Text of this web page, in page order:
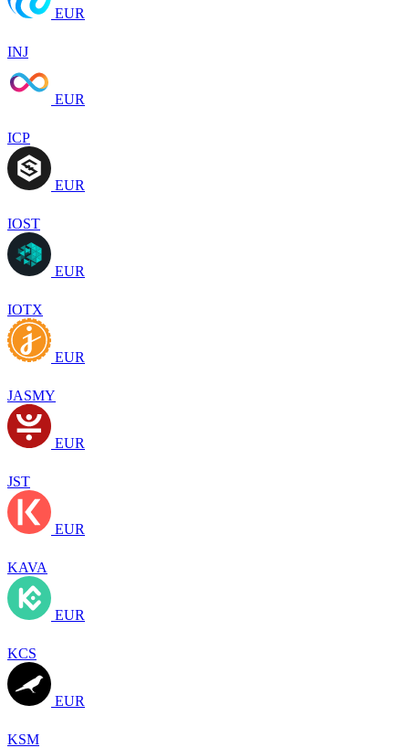
EUR
INJ
EUR
ICP
EUR
IOST
EUR
IOTX
EUR
JASMY
EUR
JST
EUR
KAVA
EUR
KCS
EUR
KSM